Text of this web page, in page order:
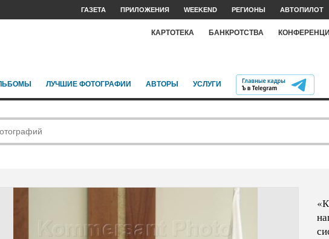
ГАЗЕТА ПРИЛОЖЕНИЯ WEEKEND РЕГИОНЫ АВТОПИЛОТ
КАРТОТЕКА БАНКРОТСТВА
ЛУЧШИЕ ФОТОГРАФИИ АВТОРЫ УСЛУГИ